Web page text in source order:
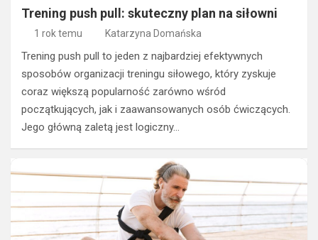
Trening push pull: skuteczny plan na siłowni
1 rok temu Katarzyna Domańska
Trening push pull to jeden z najbardziej efektywnych
sposobów organizacji treningu siłowego, który zyskuje
coraz większą popularność zarówno wśród
początkujących, jak i zaawansowanych osób ćwiczących.
Jego główną zaletą jest logiczny…